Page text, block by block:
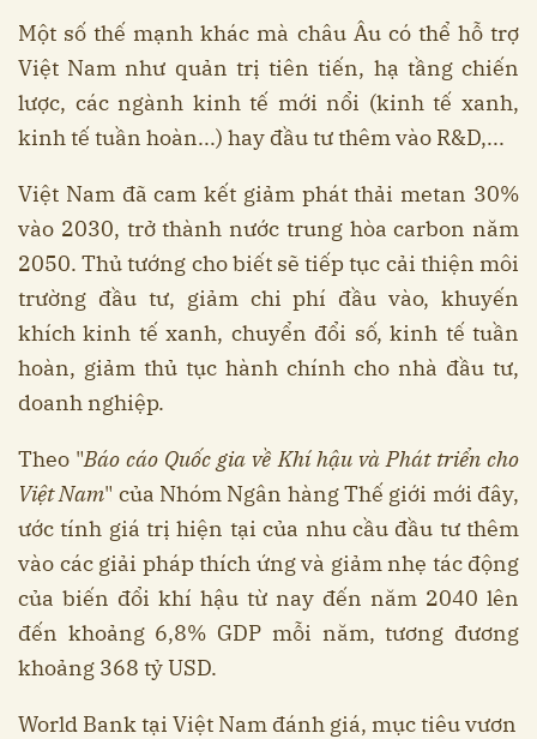
Một số thế mạnh khác mà châu Âu có thể hỗ trợ
Việt Nam như quản trị tiên tiến, hạ tầng chiến
lược, các ngành kinh tế mới nổi (kinh tế xanh,
kinh tế tuần hoàn...) hay đầu tư thêm vào R&D,...
Việt Nam đã cam kết giảm phát thải metan 30%
vào 2030, trở thành nước trung hòa carbon năm
2050. Thủ tướng cho biết sẽ tiếp tục cải thiện môi
trường đầu tư, giảm chi phí đầu vào, khuyến
khích kinh tế xanh, chuyển đổi số, kinh tế tuần
hoàn, giảm thủ tục hành chính cho nhà đầu tư,
doanh nghiệp.
Theo "Báo cáo Quốc gia về Khí hậu và Phát triển cho
Việt Nam" của Nhóm Ngân hàng Thế giới mới đây,
ước tính giá trị hiện tại của nhu cầu đầu tư thêm
vào các giải pháp thích ứng và giảm nhẹ tác động
của biến đổi khí hậu từ nay đến năm 2040 lên
đến khoảng 6,8% GDP mỗi năm, tương đương
khoảng 368 tỷ USD.
World Bank tại Việt Nam đánh giá, mục tiêu vươn